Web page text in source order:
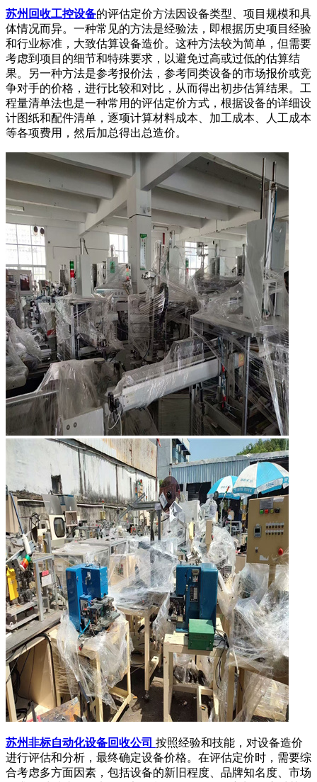
苏州回收工控设备的评估定价方法因设备类型、项目规模和具
体情况而异。一种常见的方法是经验法，即根据历史项目经验
和行业标准，大致估算设备造价。这种方法较为简单，但需要
考虑到项目的细节和特殊要求，以避免过高或过低的估算结
果。另一种方法是参考报价法，参考同类设备的市场报价或竞
争对手的价格，进行比较和对比，从而得出初步估算结果。工
程量清单法也是一种常用的评估定价方式，根据设备的详细设
计图纸和配件清单，逐项计算材料成本、加工成本、人工成本
等各项费用，然后加总得出总造价。
苏州非标自动化设备回收公司 按照经验和技能，对设备造价
进行评估和分析，最终确定设备价格。在评估定价时，需要综
合考虑多方面因素，包括设备的新旧程度、品牌知名度、市场